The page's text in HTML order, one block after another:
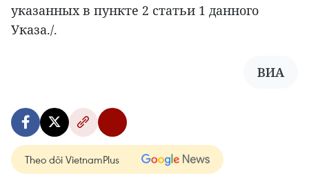
указанных в пункте 2 статьи 1 данного
Указа./.
ВИА
Theo dõi VietnamPlus